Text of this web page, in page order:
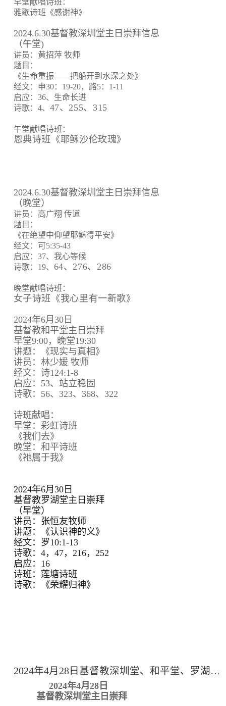
雅歌诗班《感谢神》
2024.6.30基督教深圳堂主日崇拜信息
（午堂)
讲员：黄招萍 牧师
题目：
《生命重振——把船开到水深之处》
经文：申30：19-20，路5：1-11
启应：36、生命长进
诗歌：4、 47、255、315
午堂献唱诗班：
恩典诗班《耶稣沙伦玫瑰》
2024.6.30基督教深圳堂主日崇拜信息
（晚堂）
讲员：高广翔 传道
题目：
《在绝望中仰望耶稣得平安》
经文：可5:35-43
启应：37、我心等候
诗歌：19、 64、 276、 286
晚堂献唱诗班：
女子诗班《我心里有一新歌》
2024年6月30日
基督教和平堂主日崇拜
早堂9:00，晚堂19:30
讲题：《现实与真相》
讲员：林少媛 牧师
经文：诗124:1-8
启应：53、站立稳固
诗歌：56、323、368、322
诗班献唱：
早堂：彩虹诗班
《我们去》
晚堂：和平诗班
《祂属于我》
2024年6月30日
基督教罗湖堂主日崇拜
（早堂）
讲员：张恒友牧师
讲题：《认识神的义》
经文：罗10:1-13
诗歌：4，47，216，252
启应：16
诗班：莲塘诗班
诗歌：《荣耀归神》
2024年4月28日基督教深圳堂、和平堂、罗湖堂主日崇拜
2024年4月28日
基督教深圳堂主日崇拜